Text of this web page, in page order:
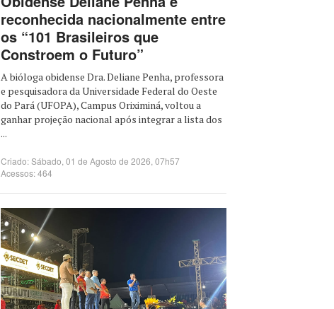
reconhecida nacionalmente entre
os “101 Brasileiros que
Constroem o Futuro”
A bióloga obidense Dra. Deliane Penha, professora
e pesquisadora da Universidade Federal do Oeste
do Pará (UFOPA), Campus Oriximiná, voltou a
ganhar projeção nacional após integrar a lista dos
...
Criado: Sábado, 01 de Agosto de 2026, 07h57
Acessos: 464